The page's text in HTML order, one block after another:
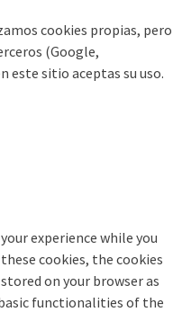
cookies propias, pero
(Google,
este sitio aceptas su uso.
experience while you
cookies, the cookies
on your browser as
functionalities of the